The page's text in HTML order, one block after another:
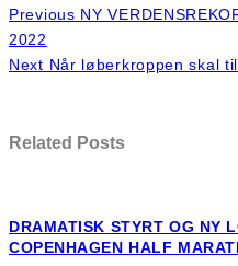
Previous NY
2022
Next Når løberkroppen skal
Related Posts
DRAMATISK STYRT OG NY
COPENHAGEN HALF